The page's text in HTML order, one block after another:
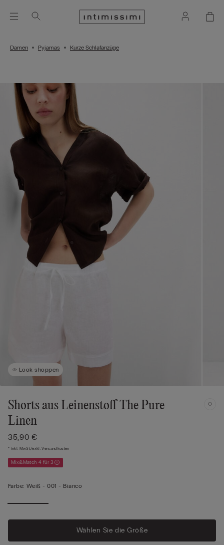
Damen Pyjamas Kurze Schlafanzüge
Look shoppen
Shorts aus Leinenstoff The Pure
Linen
35,90 €
* inkl. MwSt./exkl. Versandkosten
Mix&Match 4 für 3
Farbe: Weiß -001 - Bianco
Wählen Sie die Größe